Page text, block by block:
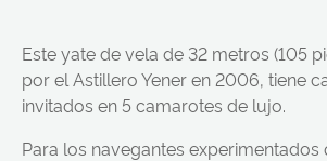
Este yate de vela de 32 metros (105
por el Astillero Yener en 2006, tiene
invitados en 5 camarotes de lujo.
Para los navegantes experimentados